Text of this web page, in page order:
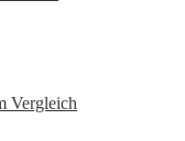
Vergleich